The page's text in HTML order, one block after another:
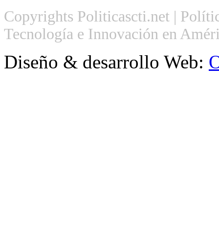
Copyrights Politicascti.net |
Tecnología e Innovación en
Diseño & desarrollo Web: